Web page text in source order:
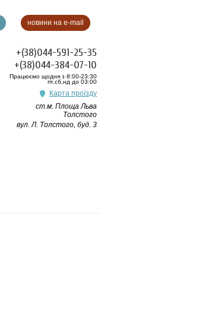
новини на e-mail
+(38)044-591-25-35
+(38)044-384-07-10
Працюємо щодня з 8:00-23:30
пт,сб,нд до 03:00
Карта проїзду
ст.м. Площа Льва
Толстого
вул. Л. Толстого, буд. 3